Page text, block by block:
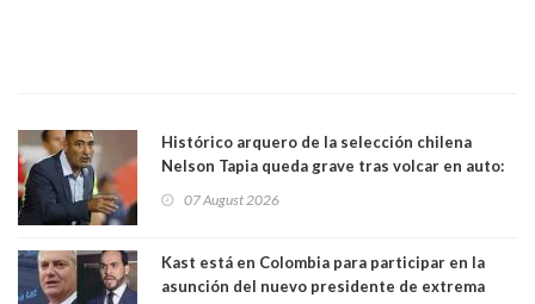
Histórico arquero de la selección chilena
Nelson Tapia queda grave tras volcar en auto:
07 August 2026
Kast está en Colombia para participar en la
asunción del nuevo presidente de extrema